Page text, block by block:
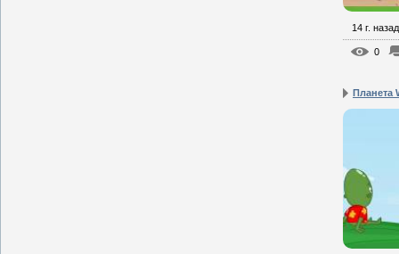
14 г. назад
0
Планета